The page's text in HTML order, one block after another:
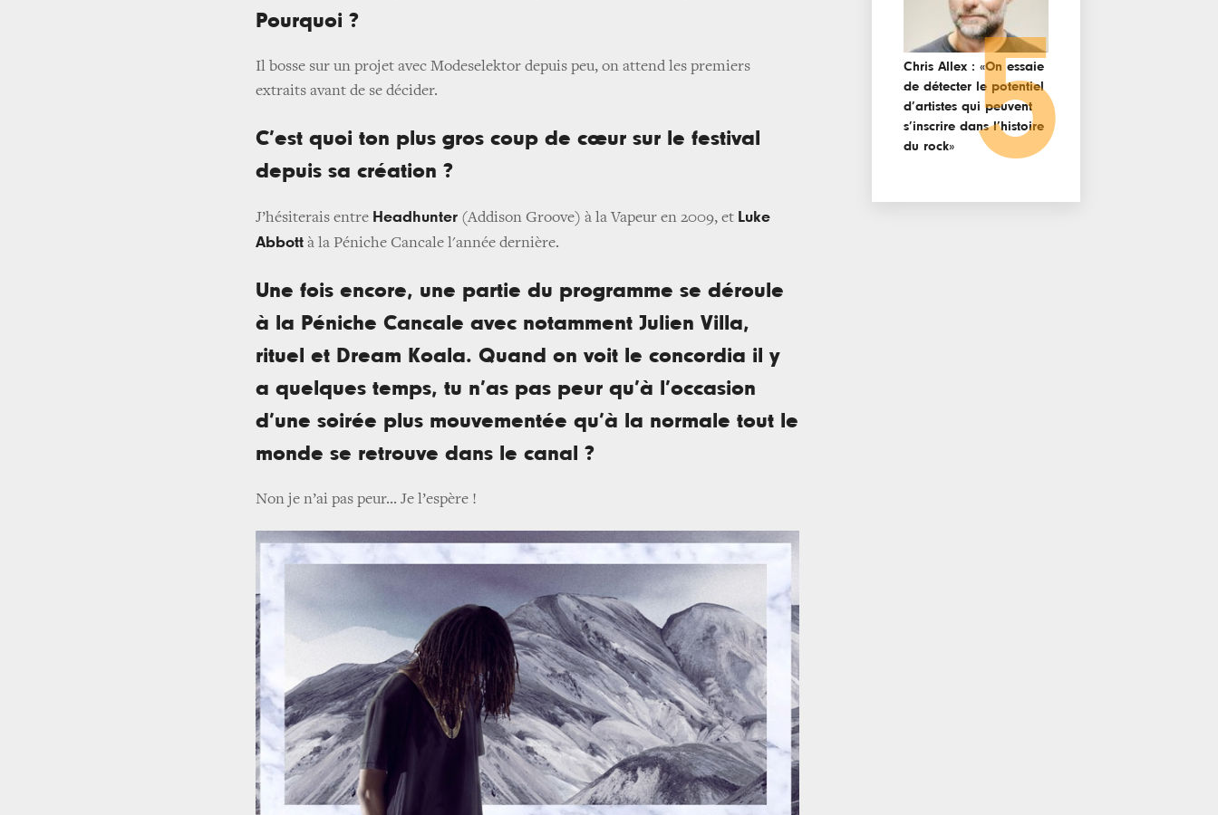
Pourquoi ?
Il bosse sur un projet avec Modeselektor depuis peu, on attend les premiers
extraits avant de se décider.
C’est quoi ton plus gros coup de cœur sur le festival
depuis sa création ?
J’hésiterais entre Headhunter (Addison Groove) à la Vapeur en 2009, et Luke
Abbott à la Péniche Cancale l'année dernière.
Une fois encore, une partie du programme se déroule
à la Péniche Cancale avec notamment Julien Villa,
rituel et Dream Koala. Quand on voit le concordia il y
a quelques temps, tu n’as pas peur qu’à l’occasion
d’une soirée plus mouvementée qu’à la normale tout le
monde se retrouve dans le canal ?
Non je n’ai pas peur... Je l’espère !
Chris Allex : «On essaie
de détecter le potentiel
d’artistes qui peuvent
s’inscrire dans l’histoire
du rock»
5